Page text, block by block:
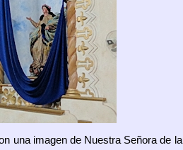
una imagen de Nuestra Señora de la